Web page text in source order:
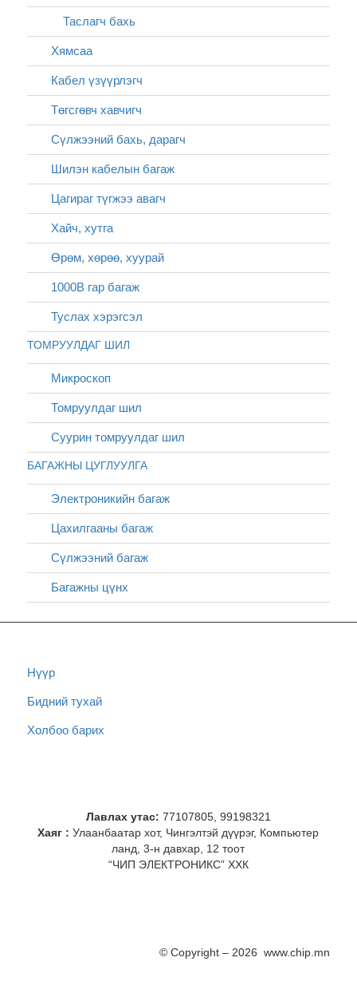
Таслагч бахь
Хямсаа
Кабел үзүүрлэгч
Төгсгөвч хавчигч
Сүлжээний бахь, дарагч
Шилэн кабелын багаж
Цагираг түгжээ авагч
Хайч, хутга
Өрөм, хөрөө, хуурай
1000В гар багаж
Туслах хэрэгсэл
ТОМРУУЛДАГ ШИЛ
Микроскоп
Томруулдаг шил
Суурин томруулдаг шил
БАГАЖНЫ ЦУГЛУУЛГА
Электроникийн багаж
Цахилгааны багаж
Сүлжээний багаж
Багажны цүнх
Нүүр
Бидний тухай
Холбоо барих
Лавлах утас: 77107805, 99198321
Хаяг : Улаанбаатар хот, Чингэлтэй дүүрэг, Компьютер
ланд, 3-н давхар, 12 тоот
“ЧИП ЭЛЕКТРОНИКС” ХХК
© Copyright – 2026 www.chip.mn